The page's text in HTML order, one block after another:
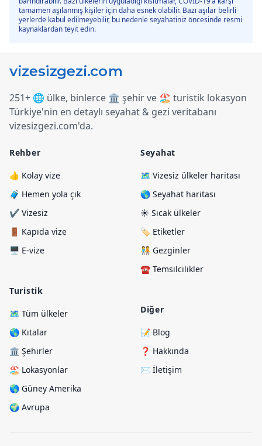
tamamen aşılanmış kişiler için daha esnek olabilir. Bazı aşılar belirli
yerlerde kabul edilmeyebilir, bu nedenle seyahatiniz öncesinde resmi
kaynaklardan teyit edin.
251+ 🌐 ülke, binlerce 🏛️ şehir ve 🏖️ turistik lokasyon
Türkiye'nin en detaylı seyahat & gezi veritabanı
vizesizgezi.com'da.
Rehber
👍 Kolay vize
🧳 Hemen yola çık
✔️ Vizesiz
🚪 Kapıda vize
🖥️ E-vize
Turistik
🗺️ Tüm ülkeler
🌎 Kıtalar
🏛️ Şehirler
🏖️ Lokasyonlar
🌎 Güney Amerika
🌍 Avrupa
Seyahat
🗺️ Vizesiz ülkeler haritası
🌎 Seyahat haritası
☀️ Sıcak ülkeler
🏷️ Etiketler
🧑‍🤝‍🧑 Gezginler
☎️ Temsilcilikler
Diğer
📝 Blog
❓ Hakkında
✉️ İletişim